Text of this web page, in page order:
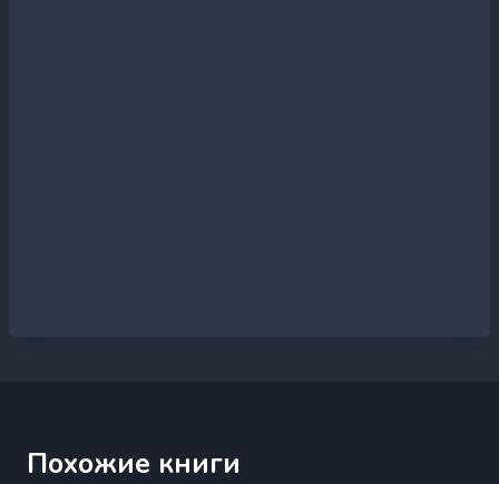
Похожие книги